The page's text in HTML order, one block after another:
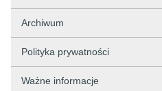
Archiwum
Polityka prywatności
Ważne informacje